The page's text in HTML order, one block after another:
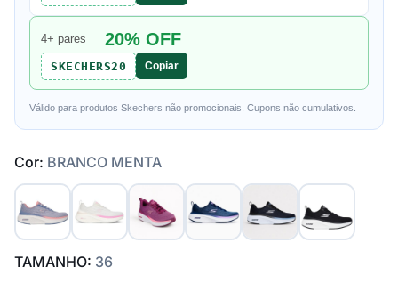
4+ pares 20% OFF
SKECHERS20 Copiar
Válido para produtos Skechers não promocionais. Cupons não cumulativos.
Cor: BRANCO MENTA
TAMANHO: 36